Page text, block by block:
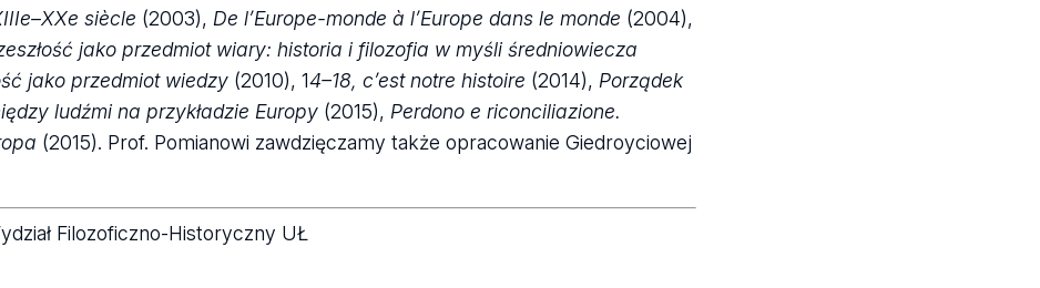
siècle (2003), De l’Europe-monde à l’Europe dans le monde (2004),
jako przedmiot wiary: historia i filozofia w myśli średniowiecza
jako przedmiot wiedzy(2010), 14–18, c’est notre histoire (2014), Porządek
ludźmi na przykładzie Europy(2015), Perdono e riconciliazione.
(2015). Prof. Pomianowi zawdzięczamy także opracowanie Giedroyciowej
Filozoficzno-Historyczny UŁ